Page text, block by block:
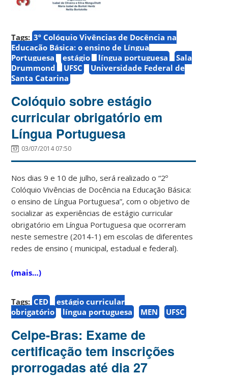
Tags: 3º Colóquio Vivências de Docência na
Educação Básica: o ensino de Língua
Portuguesa
estágio língua portuguesa
Sala
Drummond
UFSC
Universidade Federal de
Santa Catarina
Colóquio sobre estágio
curricular obrigatório em
Língua Portuguesa
03/07/2014 07:50
Nos dias 9 e 10 de julho, será realizado o “2º
Colóquio Vivências de Docência na Educação Básica:
o ensino de Língua Portuguesa”, com o objetivo de
socializar as experiências de estágio curricular
obrigatório em Língua Portuguesa que ocorreram
neste semestre (2014-1) em escolas de diferentes
redes de ensino ( municipal, estadual e federal).
(mais…)
Tags: CED
estágio curricular
obrigatório
língua portuguesa MEN UFSC
Celpe-Bras: Exame de
certificação tem inscrições
prorrogadas até dia 27